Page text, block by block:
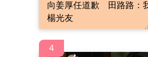
向姜厚任道歉 田路路：
楊光友
4